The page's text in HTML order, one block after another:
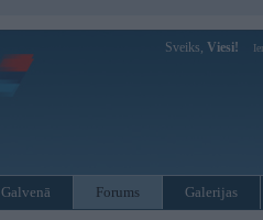
Sveiks, Viesi!
Galvenā Forums Galerijas